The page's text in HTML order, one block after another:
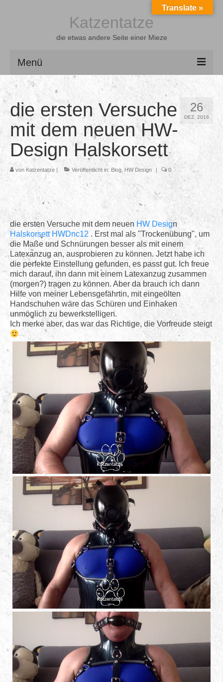
Katzentatze
die etwas andere Seite einer Mieze
Menü
Latexgeschichten
Shootings
Videos
Über mich
Login
Kontakt
26
DEZ. 2016
die ersten Versuche
mit dem neuen HW-
Design Halskorsett
von Katzentatze | Veröffentlicht in: Blog HW Design | 0
die ersten Versuche mit dem neuen HW Design
Halskorsett HWDnc12 . Erst mal als "Trockenübung", um
die Maße und Schnürungen besser als mit einem
Latexanzug an, ausprobieren zu können. Jetzt habe ich
die perfekte Einstellung gefunden, es passt gut. Ich freue
mich darauf, ihn dann mit einem Latexanzug zusammen
(morgen?) tragen zu können. Aber da brauch ich dann
Hilfe von meiner Lebensgefährtin, mit eingeölten
Handschuhen wäre das Schüren und Einhaken
unmöglich zu bewerkstelligen.
Ich merke aber, das war das Richtige, die Vorfreude steigt
Translate »